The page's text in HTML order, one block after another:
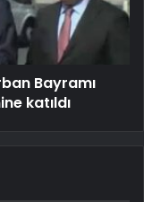
Bayramı
katıldı